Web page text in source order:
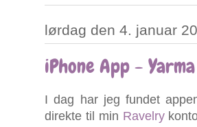
lørdag den 4. januar
iPhone App - Yarma
I dag har jeg fundet
direkte til min Ravelry